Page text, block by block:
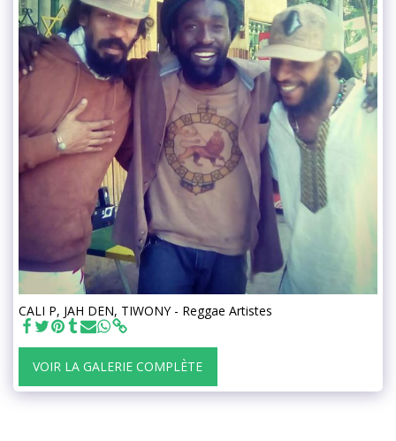
CALI P, JAH DEN, TIWONY - Reggae Artistes
VOIR LA GALERIE COMPLÈTE